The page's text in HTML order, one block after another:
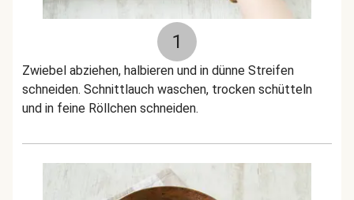
1
Zwiebel abziehen, halbieren und in dünne Streifen
schneiden. Schnittlauch waschen, trocken schütteln
und in feine Röllchen schneiden.